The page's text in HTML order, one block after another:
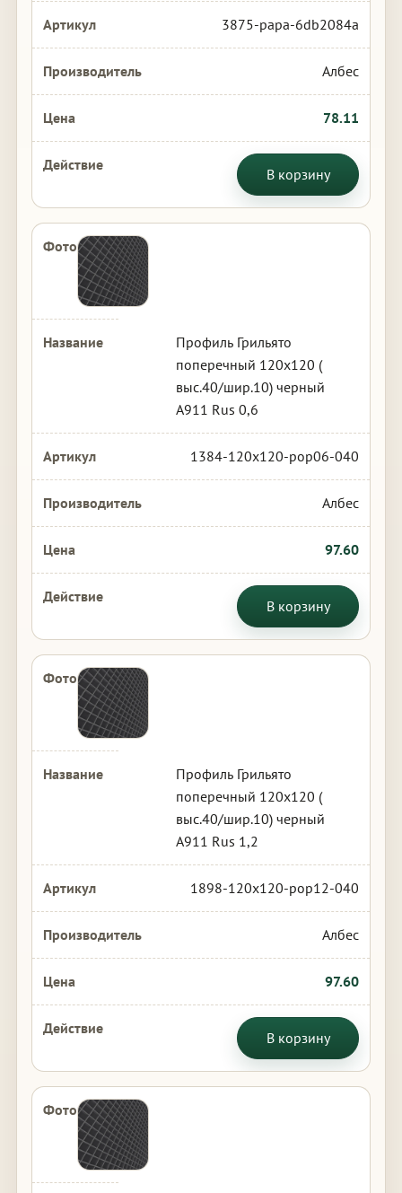
3875-papa-6db2084a
Албес
78.11
В корзину
Профиль Грильято
поперечный 120х120 (
выс.40/шир.10) черный
А911 Rus 0,6
1384-120x120-pop06-040
Албес
97.60
В корзину
Профиль Грильято
поперечный 120х120 (
выс.40/шир.10) черный
А911 Rus 1,2
1898-120x120-pop12-040
Албес
97.60
В корзину